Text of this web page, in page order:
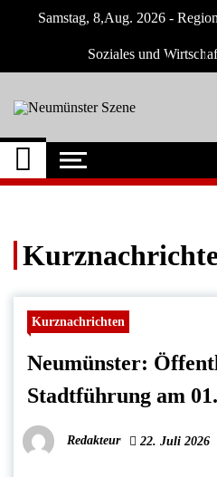
Samstag, 8,Aug. 2026 -
Soziales und
Neuigkeiten und
Neumünster und
Kurznachrichten
Neumünster:
Stadtführung am
Redakteur 22. Juli 2026